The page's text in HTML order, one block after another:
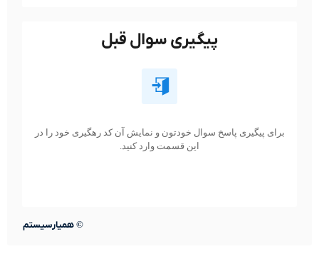
پیگیری سوال قبل
برای پیگیری پاسخ سوال خودتون و نمایش آن کد رهگیری خود را در
این قسمت وارد کنید.
© همیارسیستم